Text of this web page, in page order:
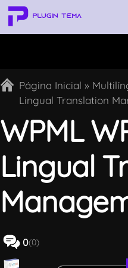
Página Inicial »
Lingual Translation
WPML
Lingual
0(0)